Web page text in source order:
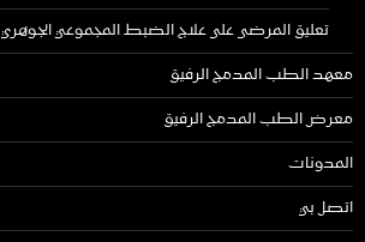
تعليق المرضى على علاج الضبط المجموعي الجوهري
معهد الطب المدمج الرفيق
معرض الطب المدمج الرفيق
المدونات
اتصل بي